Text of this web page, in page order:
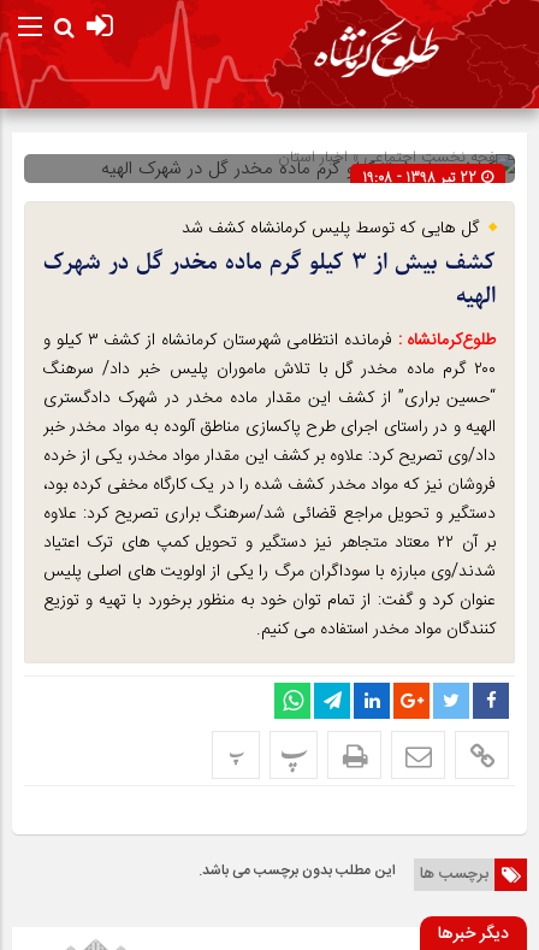
صفحه نخستاجتماعی»اخبار استان
22 تیر 1398 - 19:08
شناسه : 88717
گل هایی که توسط پلیس کرمانشاه کشف شد
کشف بیش از ۳ کیلو گرم ماده مخدر گل در شهرک
الهیه
طلوع‌‌کرمانشاه :
فرمانده انتظامی شهرستان کرمانشاه از کشف ۳ کیلو و
۲۰۰ گرم ماده مخدر گل با تلاش ماموران پلیس خبر داد/ سرهنگ
“حسین براری” از کشف این مقدار ماده مخدر در شهرک دادگستری
الهیه و در راستای اجرای طرح پاکسازی مناطق آلوده به مواد مخدر خبر
داد/وی تصریح کرد: علاوه بر کشف این مقدار مواد مخدر، یکی از خرده
فروشان نیز که مواد مخدر کشف شده را در یک کارگاه مخفی کرده بود،
دستگیر و تحویل مراجع قضائی شد/سرهنگ براری تصریح کرد: علاوه
بر آن ۲۲ معتاد متجاهر نیز دستگیر و تحویل کمپ های ترک اعتیاد
شدند/وی مبارزه با سوداگران مرگ را یکی از اولویت های اصلی پلیس
عنوان کرد و گفت: از تمام توان خود به منظور برخورد با تهیه و توزیع
کنندگان مواد مخدر استفاده می کنیم.
پ پ
برچسب ها این مطلب بدون برچسب می باشد.
دیگر خبرها